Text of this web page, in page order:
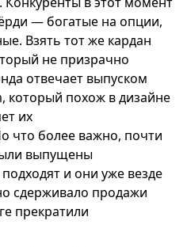
— богатые на опции,
Взять тот же кардан
не призрачно
отвечает выпуском
который похож в дизайне
их
что более важно, почти
выпущены
и они уже везде
сдерживало продажи
прекратили